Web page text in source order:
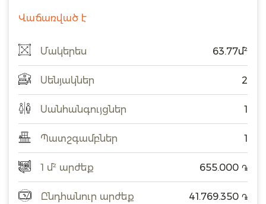
Վաճառված է
Մակերես 63.77մ²
Սենյակներ 2
Սանհանգույցներ 1
Պատշգամբներ 1
1 մ² արժեք 655.000 ֏
Ընդհանուր արժեք 41.769.350 ֏